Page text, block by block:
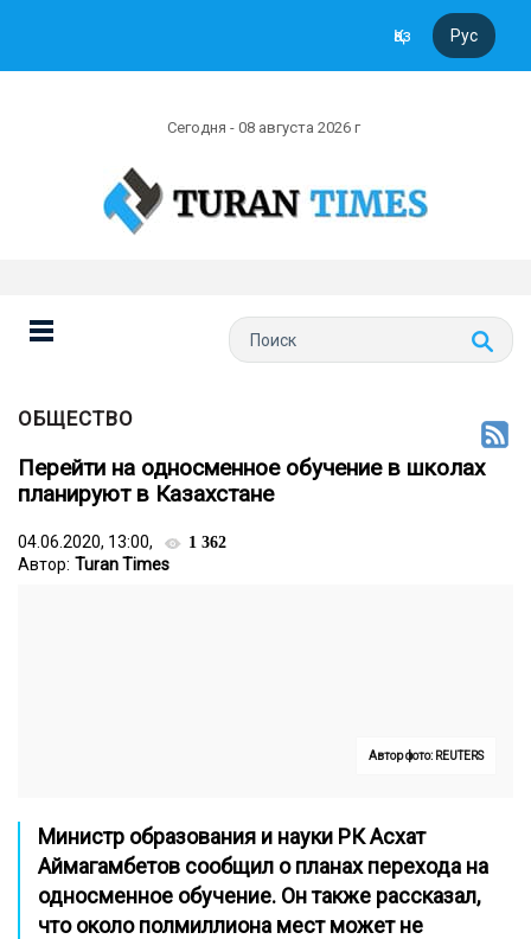
Қаз Рус
Сегодня - 08 августа 2026 г
ОБЩЕСТВО
Перейти на односменное обучение в школах
планируют в Казахстане
04.06.2020, 13:00, 1 362
Автор: Turan Times
Автор фото: REUTERS
Министр образования и науки РК Асхат
Аймагамбетов сообщил о планах перехода на
односменное обучение. Он также рассказал,
что около полмиллиона мест может не